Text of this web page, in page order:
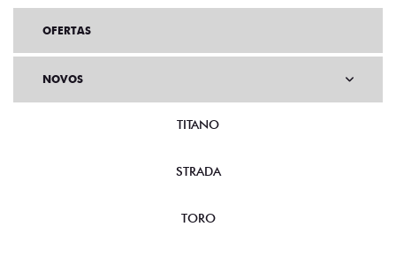
OFERTAS
TITANO
STRADA